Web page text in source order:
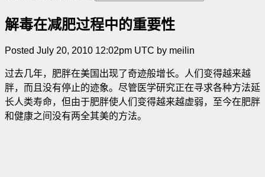
解毒在减肥过程中的重要性
Posted July 20, 2010 12:02pm UTC by meilin
过去几年，肥胖在美国出现了奇迹般增长。人们变得越来越
胖，而且没有停止的迹象。尽管医学研究正在寻求各种方法延
长人类寿命，但由于肥胖使人们变得越来越虚弱，至今在肥胖
和健康之间没有两全其美的方法。